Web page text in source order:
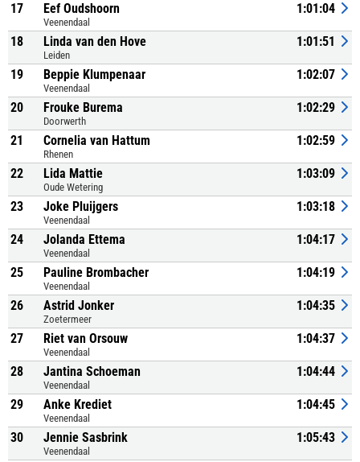
17 Eef Oudshoorn
Veenendaal
1:01:04
18 Linda van den Hove
Leiden
1:01:51
19 Beppie Klumpenaar
Veenendaal
1:02:07
20 Frouke Burema
Doorwerth
1:02:29
21 Cornelia van Hattum
Rhenen
1:02:59
22 Lida Mattie
Oude Wetering
1:03:09
23 Joke Pluijgers
Veenendaal
1:03:18
24 Jolanda Ettema
Veenendaal
1:04:17
25 Pauline Brombacher
Veenendaal
1:04:19
26 Astrid Jonker
Zoetermeer
1:04:35
27 Riet van Orsouw
Veenendaal
1:04:37
28 Jantina Schoeman
Veenendaal
1:04:44
29 Anke Krediet
Veenendaal
1:04:45
30 Jennie Sasbrink
Veenendaal
1:05:43